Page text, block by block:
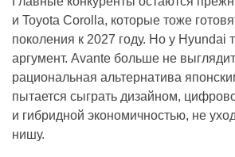
и Toyota Corolla, которые тоже
поколения к 2027 году. Но у Hyundai
аргумент. Avante больше не
рациональная альтернатива
пытается сыграть дизайном,
и гибридной экономичностью, не
нишу.